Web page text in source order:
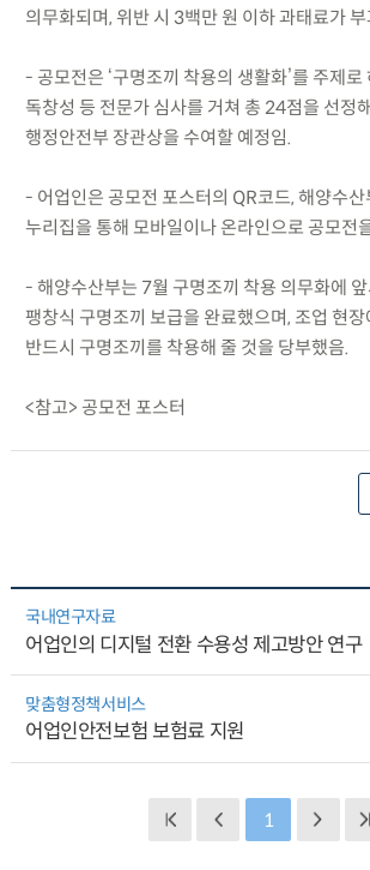
의무화되며, 위반 시 3백만 원 이하 과태료가 부
- 공모전은 ‘구명조끼 착용의 생활화’를 주제로
독창성 등 전문가 심사를 거쳐 총 24점을 선정
행정안전부 장관상을 수여할 예정임.
- 어업인은 공모전 포스터의 QR코드, 해양수산
누리집을 통해 모바일이나 온라인으로 공모전
- 해양수산부는 7월 구명조끼 착용 의무화에
팽창식 구명조끼 보급을 완료했으며, 조업 현장
반드시 구명조끼를 착용해 줄 것을 당부했음.
<참고> 공모전 포스터
국내연구자료
어업인의 디지털 전환 수용성 제고방안 연구
맞춤형정책서비스
어업인안전보험 보험료 지원
1